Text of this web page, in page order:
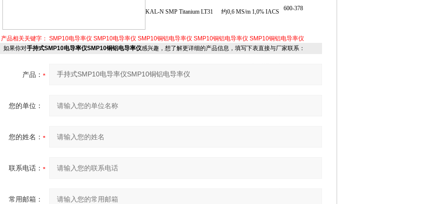
KAL-N SMP Titanium LT31 约0,6 MS/m 1,0% IACS 600-378
产品相关关键字： SMP10电导率仪 SMP10电导率仪 SMP10铜铝电导率仪 SMP10铜铝电导率仪 SMP10铜铝电导率仪
如果你对手持式SMP10电导率仪SMP10铜铝电导率仪感兴趣，想了解更详细的产品信息，填写下表直接与厂家联系：
产品：
您的单位：
您的姓名：
联系电话：
常用邮箱：